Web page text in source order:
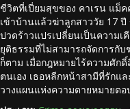
ชีวิตที่เปี่ยมสุขของ คาเรน แม็
เข้าบ้านแล้วฆ่าลูกสาววัย 17
ปวดร้าวแปรเปลี่ยนเป็นความ
ยุติธรรมที่ไม่สามารถจัดการกั
ก็ตาม เมื่อกฎหมายไร้ความศัก
ตนเอง เธอหลีกหน้าสามีที่รักแ
วางแผนแห่งความตายหมายต